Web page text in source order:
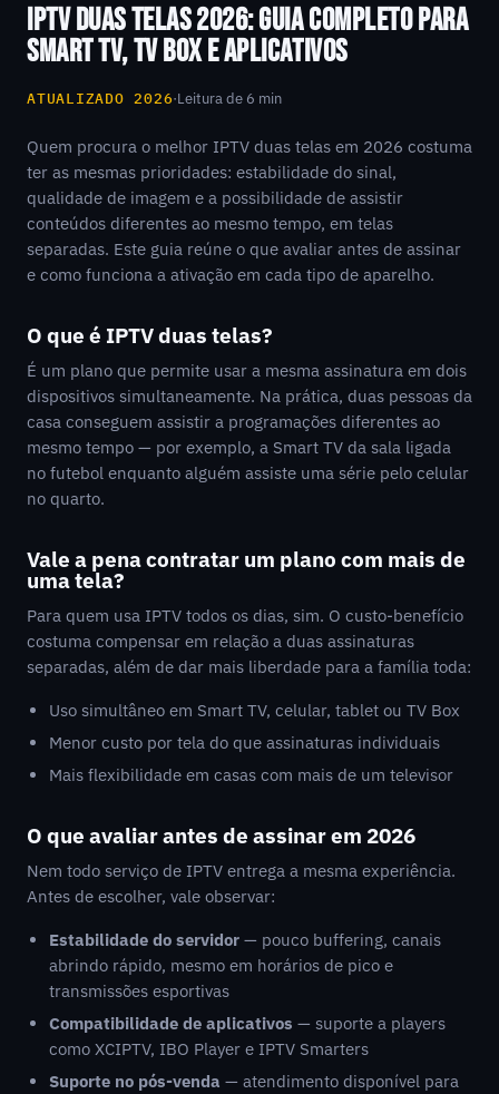
IPTV DUAS TELAS 2026: GUIA COMPLETO PARA
SMART TV, TV BOX E APLICATIVOS
ATUALIZADO 2026·Leitura de 6 min
Quem procura o melhor IPTV duas telas em 2026 costuma
ter as mesmas prioridades: estabilidade do sinal,
qualidade de imagem e a possibilidade de assistir
conteúdos diferentes ao mesmo tempo, em telas
separadas. Este guia reúne o que avaliar antes de assinar
e como funciona a ativação em cada tipo de aparelho.
O que é IPTV duas telas?
É um plano que permite usar a mesma assinatura em dois
dispositivos simultaneamente. Na prática, duas pessoas da
casa conseguem assistir a programações diferentes ao
mesmo tempo — por exemplo, a Smart TV da sala ligada
no futebol enquanto alguém assiste uma série pelo celular
no quarto.
Vale a pena contratar um plano com mais de
uma tela?
Para quem usa IPTV todos os dias, sim. O custo-benefício
costuma compensar em relação a duas assinaturas
separadas, além de dar mais liberdade para a família toda:
Uso simultâneo em Smart TV, celular, tablet ou TV Box
Menor custo por tela do que assinaturas individuais
Mais flexibilidade em casas com mais de um televisor
O que avaliar antes de assinar em 2026
Nem todo serviço de IPTV entrega a mesma experiência.
Antes de escolher, vale observar:
Estabilidade do servidor — pouco buffering, canais
abrindo rápido, mesmo em horários de pico e
transmissões esportivas
Compatibilidade de aplicativos — suporte a players
como XCIPTV, IBO Player e IPTV Smarters
Suporte no pós-venda — atendimento disponível para